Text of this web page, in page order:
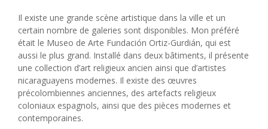
Il existe une grande scène artistique dans la ville et un
certain nombre de galeries sont disponibles. Mon préféré
était le Museo de Arte Fundación Ortiz-Gurdián, qui est
aussi le plus grand. Installé dans deux bâtiments, il présente
une collection d’art religieux ancien ainsi que d’artistes
nicaraguayens modernes. Il existe des œuvres
précolombiennes anciennes, des artefacts religieux
coloniaux espagnols, ainsi que des pièces modernes et
contemporaines.